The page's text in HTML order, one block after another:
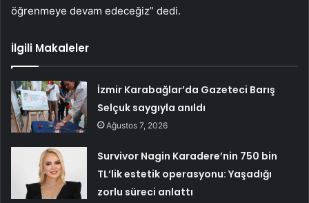
öğrenmeye devam edeceğiz” dedi.
İlgili Makaleler
İzmir Karabağlar’da Gazeteci Barış
Selçuk saygıyla anıldı
Ağustos 7, 2026
Survivor Nagin Karadere’nin 750 bin
TL’lik estetik operasyonu: Yaşadığı
zorlu süreci anlattı